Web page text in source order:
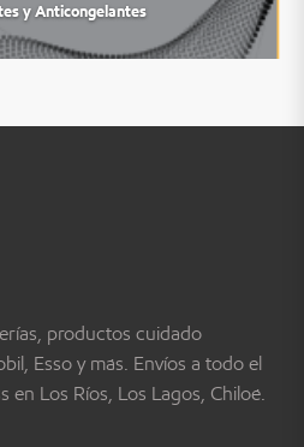
y Anticongelantes
productos cuidado
Esso y más. Envíos a todo el
en Los Ríos, Los Lagos, Chiloé.